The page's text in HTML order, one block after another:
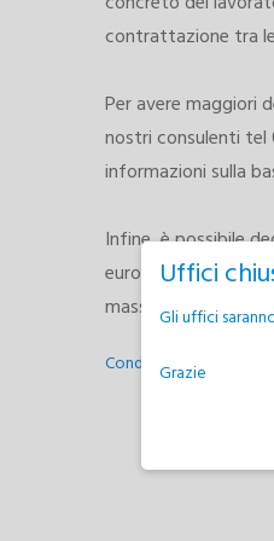
contrattazione tra
Per avere maggiori
nostri consulenti tel
informazioni sulla
Infine, è possibile
euro l’anno ed il 19
massimo di 2100
Condividi
Uffici
Gli uffici
Grazie